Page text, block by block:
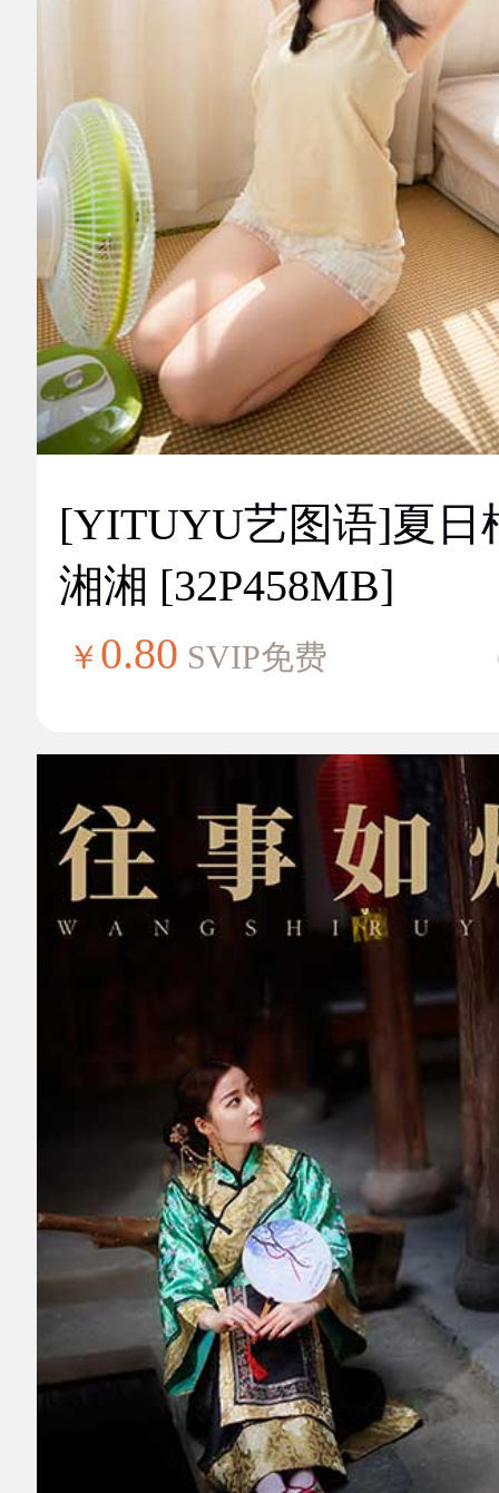
[YITUYU艺图语]夏日
湘湘 [32P458MB]
￥ 0.80 SVIP免费